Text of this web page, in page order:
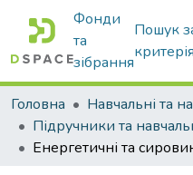
Фонди
та
зібрання
Пошук
Головна